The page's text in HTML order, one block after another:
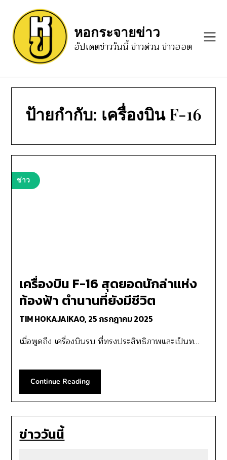
content
หอกระจายข่าว
อัปเดตข่าววันนี้ ข่าวด่วน ข่าวฮอต
ป้ายกำกับ: เครื่องบิน F-16
ข่าว
เครื่องบิน F-16 สุดยอดนักล่าแห่ง
ท้องฟ้า ตํานานที่ยังมีชีวิต
TIM HOKAJAIKAO,25 กรกฎาคม 2025
เมื่อพูดถึง เครื่องบินรบ ที่ทรงประสิทธิภาพและเป็นท…
Continue Reading
ข่าววันนี้